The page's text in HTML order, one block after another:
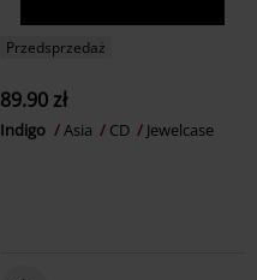
Przedsprzedaż
89.90 zł
Indigo Asia CD Jewelcase